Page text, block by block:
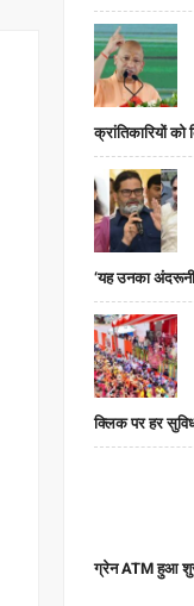
क्रांतिकारियों
‘यह उनका अंदरूनी
क्लिक पर हर
ग्रेन ATM हुआ